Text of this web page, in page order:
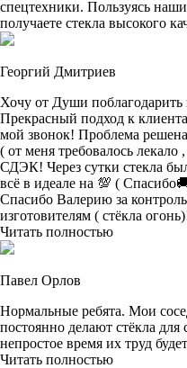
спецтехники. Пользуясь
получаете стекла высокого
Георгий Дмитриев
Хочу от Души
Прекрасный подход к
мой звонок! Проблема
( от меня требовалось лекало
СДЭК! Через сутки стекла
всё в идеале на 💯 (
Спасибо Валерию за
изготовителям ( стёкла
Читать полностью
Павел Орлов
Нормальные ребята. Мои
постоянно делают стёкла
непростое время их труд
Читать полностью